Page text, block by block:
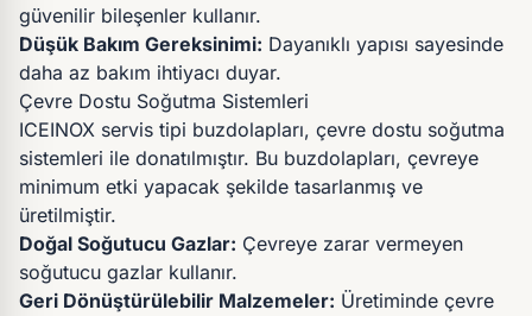
güvenilir bileşenler kullanır.
Düşük Bakım Gereksinimi: Dayanıklı yapısı sayesinde
daha az bakım ihtiyacı duyar.
Çevre Dostu Soğutma Sistemleri
ICEINOX servis tipi buzdolapları, çevre dostu soğutma
sistemleri ile donatılmıştır. Bu buzdolapları, çevreye
minimum etki yapacak şekilde tasarlanmış ve
üretilmiştir.
Doğal Soğutucu Gazlar: Çevreye zarar vermeyen
soğutucu gazlar kullanır.
Geri Dönüştürülebilir Malzemeler: Üretiminde çevre